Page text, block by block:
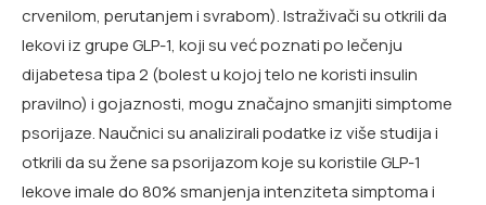
crvenilom, perutanjem i svrabom). Istraživači su otkrili da
lekovi iz grupe GLP-1, koji su već poznati po lečenju
dijabetesa tipa 2 (bolest u kojoj telo ne koristi insulin
pravilno) i gojaznosti, mogu značajno smanjiti simptome
psorijaze. Naučnici su analizirali podatke iz više studija i
otkrili da su žene sa psorijazom koje su koristile GLP-1
lekove imale do 80% smanjenja intenziteta simptoma i